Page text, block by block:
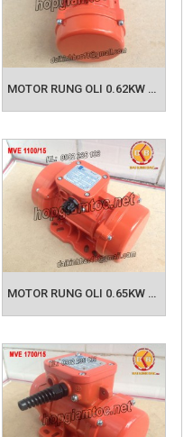
chế biến thực phẩm
massage
chất...
các sản phẩm động
cho mình sản phẩm
hoặc có thể liên hệ
chúng tôi để nhận
bạn chọn được sản
của bạn nhanh nhất
CƠ RUNG ZW
CỰC 4 CỰC 6 CỰC
MOTOR RUNG OLI 0.65KW MVE 1100/15